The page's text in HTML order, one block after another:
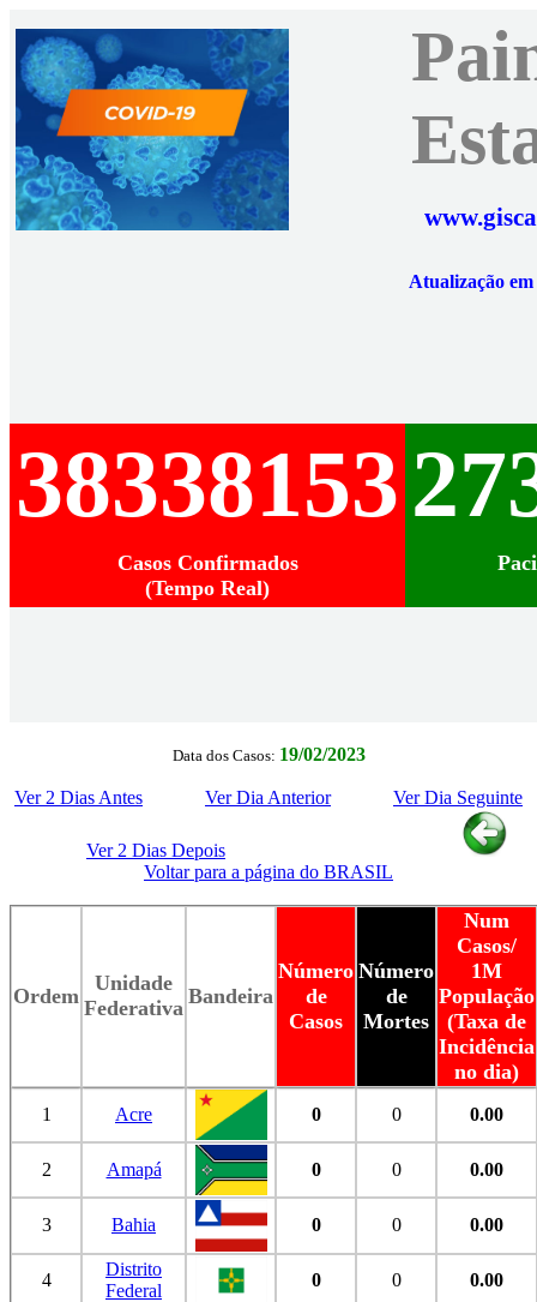
Atualização
38338153
Casos Confirmados
(Tempo Real)
Data dos Casos: 19/02/2023
Ver 2 Dias Antes Ver Dia Anterior Ver Dia Seguinte
Ver 2 Dias Depois
Voltar para a página do BRASIL
Ordem
Unidade
Federativa Bandeira
Número
de
Casos
Número
de
Mortes
Num
Casos/
1M
População
(Taxa de
Incidência
no dia)
1 Acre 0 0 0.00
2 Amapá 0 0 0.00
3 Bahia 0 0 0.00
4
Distrito
Federal
0 0 0.00